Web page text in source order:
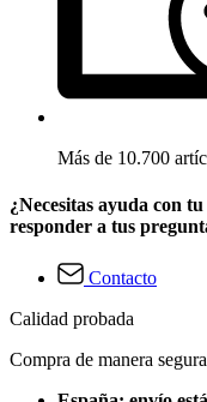
Más de 10.700
¿Necesitas ayuda con
responder a tus
Contacto
Calidad probada
Compra de manera segura